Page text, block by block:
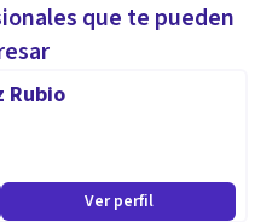
que te pueden
Rubio
Ver perfil